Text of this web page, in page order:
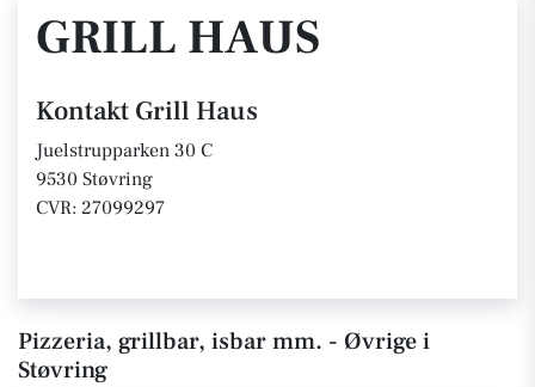
GRILL HAUS
Kontakt Grill Haus
Juelstrupparken 30 C
9530 Støvring
CVR: 27099297
Pizzeria, grillbar, isbar mm. - Øvrige i
Støvring